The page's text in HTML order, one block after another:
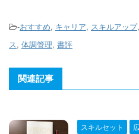
-おすすめ, キャリア, スキルアップ,
ス, 体調管理, 書評
関連記事
スキルセット